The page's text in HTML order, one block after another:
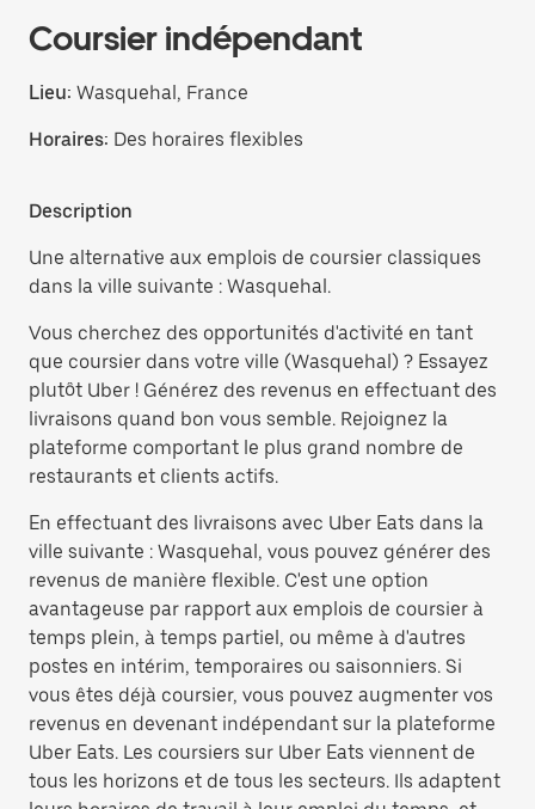
Coursier indépendant
Lieu: Wasquehal, France
Horaires: Des horaires flexibles
Description
Une alternative aux emplois de coursier classiques
dans la ville suivante : Wasquehal.
Vous cherchez des opportunités d'activité en tant
que coursier dans votre ville (Wasquehal) ? Essayez
plutôt Uber ! Générez des revenus en effectuant des
livraisons quand bon vous semble. Rejoignez la
plateforme comportant le plus grand nombre de
restaurants et clients actifs.
En effectuant des livraisons avec Uber Eats dans la
ville suivante : Wasquehal, vous pouvez générer des
revenus de manière flexible. C'est une option
avantageuse par rapport aux emplois de coursier à
temps plein, à temps partiel, ou même à d'autres
postes en intérim, temporaires ou saisonniers. Si
vous êtes déjà coursier, vous pouvez augmenter vos
revenus en devenant indépendant sur la plateforme
Uber Eats. Les coursiers sur Uber Eats viennent de
tous les horizons et de tous les secteurs. Ils adaptent